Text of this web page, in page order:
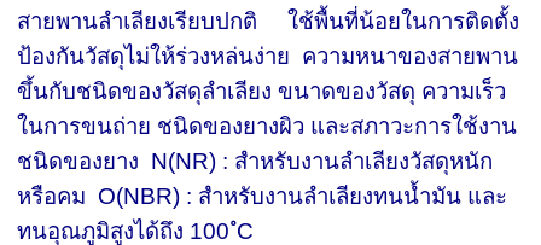
สายพานลำเลียงเรียบปกติ ใช้พื้นที่น้อยในการติดตั้ง
ป้องกันวัสดุไม่ให้ร่วงหล่นง่าย ความหนาของสายพาน
ขึ้นกับชนิดของวัสดุลำเลียง ขนาดของวัสดุ ความเร็ว
ในการขนถ่าย ชนิดของยางผิว และสภาวะการใช้งาน
ชนิดของยาง N(NR) : สำหรับงานลำเลียงวัสดุหนัก
หรือคม O(NBR) : สำหรับงานลำเลียงทนน้ำมัน และ
ทนอุณภูมิสูงได้ถึง 100 ํC